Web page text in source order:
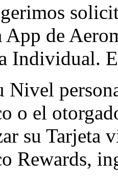
App de
Individual.
Nivel
o el
su Tarjeta
Rewards,